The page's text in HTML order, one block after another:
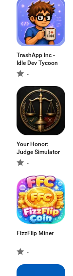
TrashApp Inc -
Idle Dev Tycoon
-
Your Honor:
Judge Simulator
-
FizzFlip Miner
-